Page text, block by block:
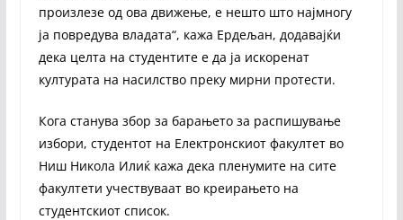
произлезе од ова движење, е нешто што најмногу
ја повредува владата“, кажа Ердељан, додавајќи
дека целта на студентите е да ја искоренат
културата на насилство преку мирни протести.
Кога станува збор за барањето за распишување
избори, студентот на Електронскиот факултет во
Ниш Никола Илиќ кажа дека пленумите на сите
факултети учествуваат во креирањето на
студентскиот список.